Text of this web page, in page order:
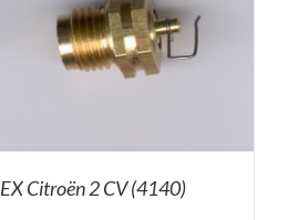
Citroën 2 CV (4140)